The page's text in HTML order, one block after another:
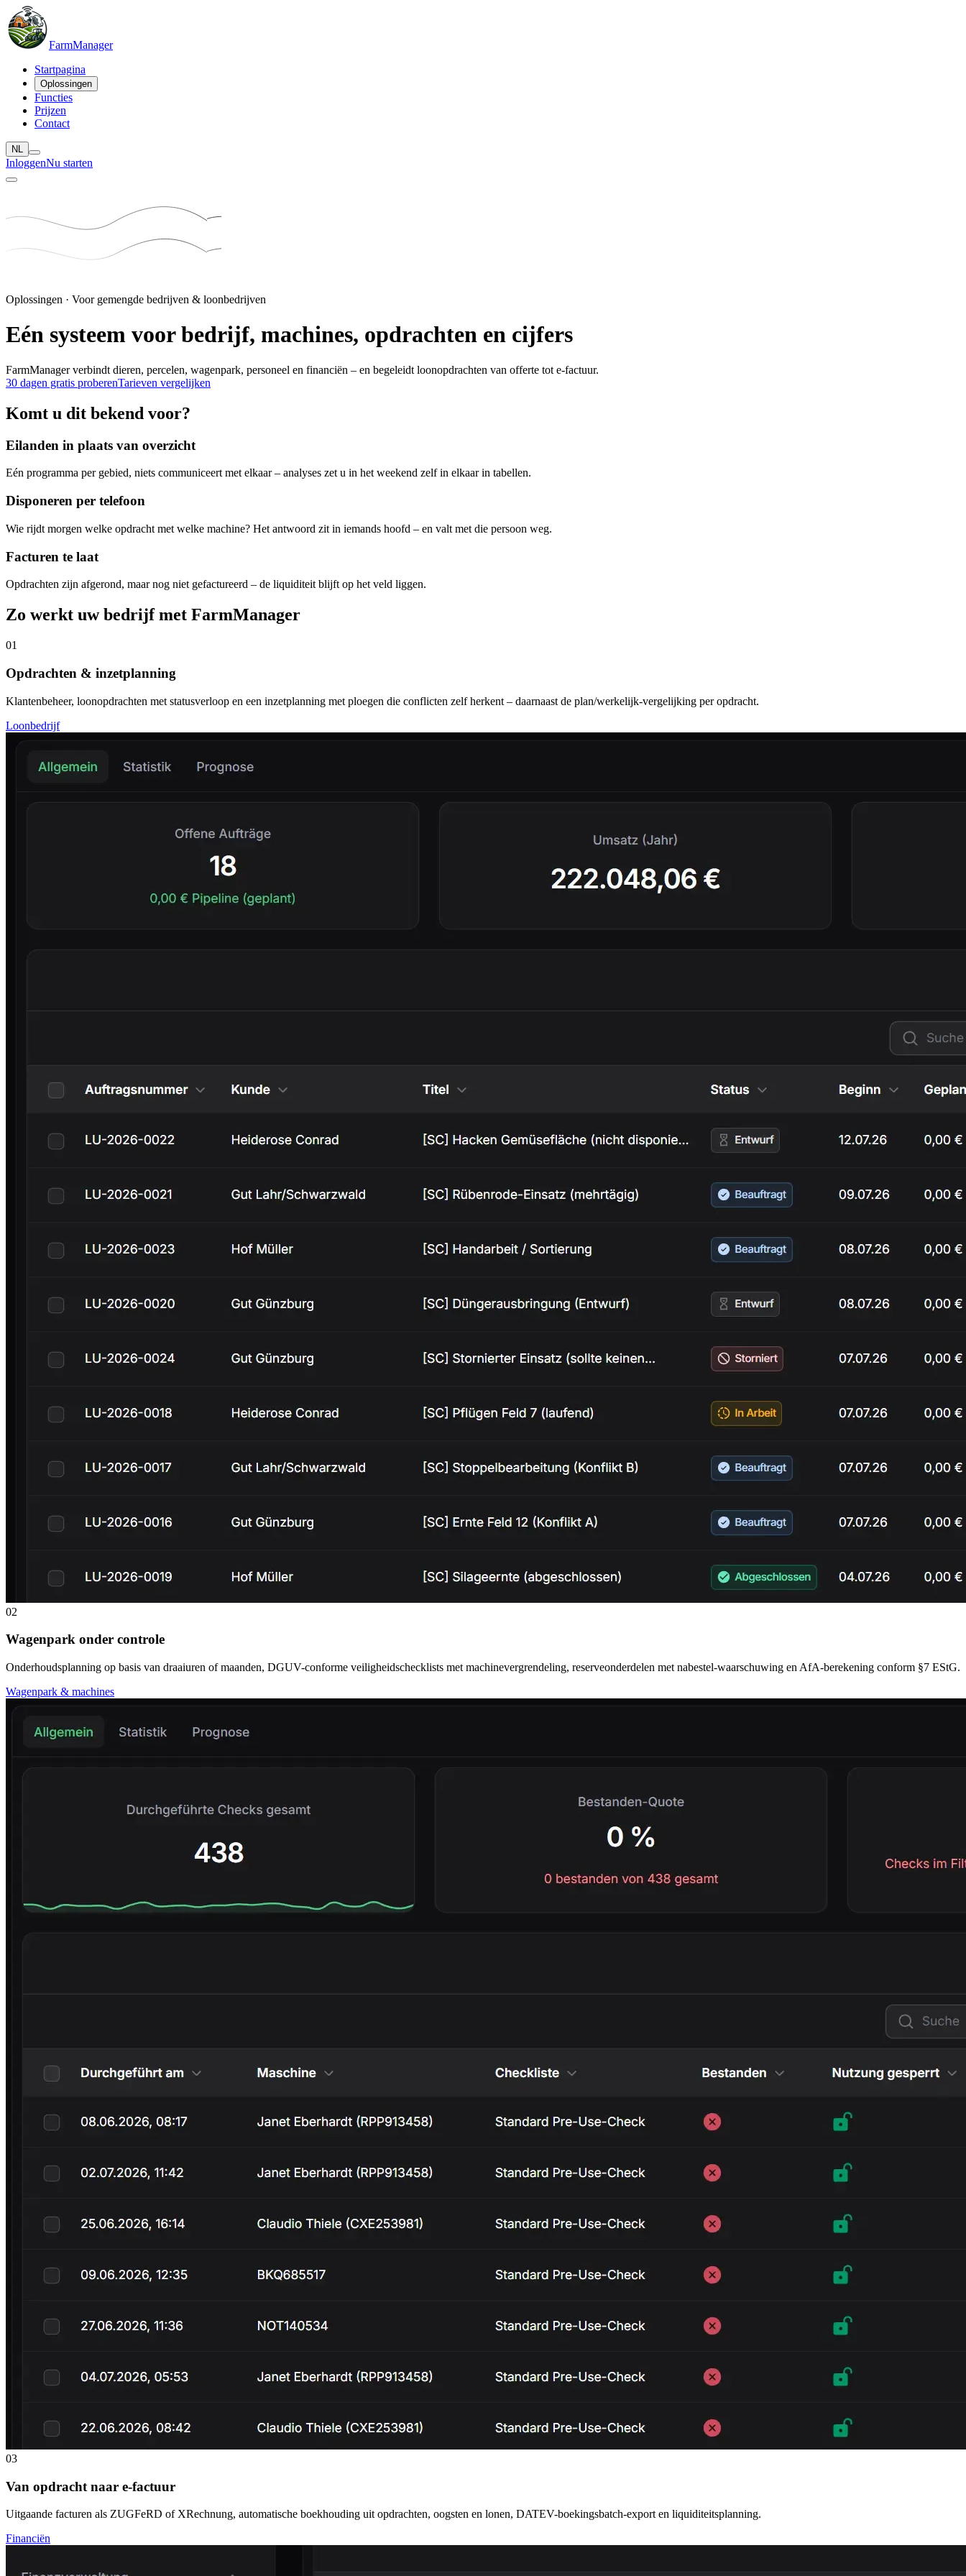
FarmManager
Startpagina
Oplossingen
Functies
Prijzen
Contact
NL
InloggenNu starten
Oplossingen · Voor gemengde bedrijven & loonbedrijven
Eén systeem voor bedrijf, machines, opdrachten en cijfers
FarmManager verbindt dieren, percelen, wagenpark, personeel en financiën – en begeleidt loonopdrachten van offerte tot e-factuur.
30 dagen gratis proberenTarieven vergelijken
Komt u dit bekend voor?
Eilanden in plaats van overzicht
Eén programma per gebied, niets communiceert met elkaar – analyses zet u in het weekend zelf in elkaar in tabellen.
Disponeren per telefoon
Wie rijdt morgen welke opdracht met welke machine? Het antwoord zit in iemands hoofd – en valt met die persoon weg.
Facturen te laat
Opdrachten zijn afgerond, maar nog niet gefactureerd – de liquiditeit blijft op het veld liggen.
Zo werkt uw bedrijf met FarmManager
01
Opdrachten & inzetplanning
Klantenbeheer, loonopdrachten met statusverloop en een inzetplanning met ploegen die conflicten zelf herkent – daarnaast de plan/werkelijk-vergelijking per opdracht.
Loonbedrijf
02
Wagenpark onder controle
Onderhoudsplanning op basis van draaiuren of maanden, DGUV-conforme veiligheidschecklists met machinevergrendeling, reserveonderdelen met nabestel-waarschuwing en AfA-berekening conform §7 EStG.
Wagenpark & machines
03
Van opdracht naar e-factuur
Uitgaande facturen als ZUGFeRD of XRechnung, automatische boekhouding uit opdrachten, oogsten en lonen, DATEV-boekingsbatch-export en liquiditeitsplanning.
Financiën